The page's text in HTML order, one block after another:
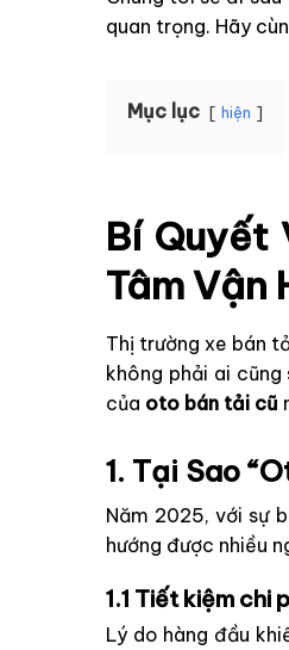
quan trọng. Hãy
Mục lục hiện
Bí Quyết
Tâm Vận
Thị trường xe bán
không phải ai
của oto bán tải cũ
1. Tại Sao
Năm 2025, với sự
hướng được nhiều
1.1 Tiết kiệm chi
Lý do hàng đầu